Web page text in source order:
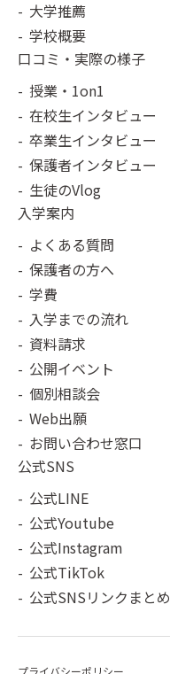
大学推薦
学校概要
口コミ・実際の様子
授業・1on1
在校生インタビュー
卒業生インタビュー
保護者インタビュー
生徒のVlog
入学案内
よくある質問
保護者の方へ
学費
入学までの流れ
資料請求
公開イベント
個別相談会
Web出願
お問い合わせ窓口
公式SNS
公式LINE
公式Youtube
公式Instagram
公式TikTok
公式SNSリンクまとめ
プライバシーポリシー